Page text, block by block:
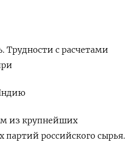
Трудности с расчетами
из крупнейших
российского сырья.